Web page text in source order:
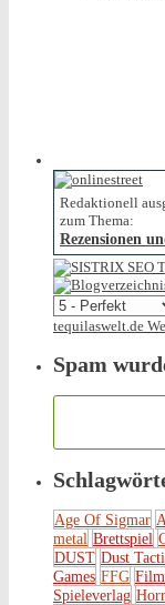
Redaktionell
zum Thema:
Rezensionen
tequilaswelt.de
Spam
Age Of Sigmar
metal Brettspiel
DUST Dust
Games FFG
Spieleverlag